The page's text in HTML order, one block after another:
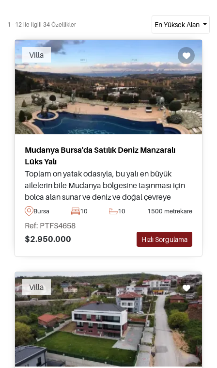
yatırımcılar tarafından hızla satın alınmaktadır.
Türkiye'nin bu güzel bölgesi, görülecek ve
yapılacak çok sayıda şey sunar ve tarihle
doludur. İstanbul ve Türkiye'nin güney kıyısına
mükemmel ulaşım bağlantıları vardır ve bu da
Bursa'yı hem taşınmak isteyenler hem de yıl
boyunca yaşayanlar için ideal bir tercih haline
getirir.
1 - 12 ile ilgili 34 Özellikler En Yüksek Alan
Villa
Mudanya Bursa'da Satılık Deniz Manzaralı
Lüks Yalı
Toplam on yatak odasıyla, bu yalı en büyük
ailelerin bile Mudanya bölgesine taşınması için
bolca alan sunar ve deniz ve doğal çevreye
doğru harika manzaraların tadını çıkarır.
Bursa 10 10 1500 metrekare
Ref: PTFS4658
$2.950.000
Hızlı Sorgulama
Villa